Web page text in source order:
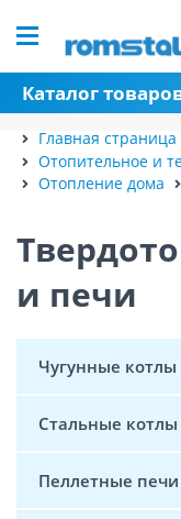
Каталог
Главная страница
Отопительное и
Отопление дома
и печи
Чугунные котлы
Стальные котлы
Пеллетные